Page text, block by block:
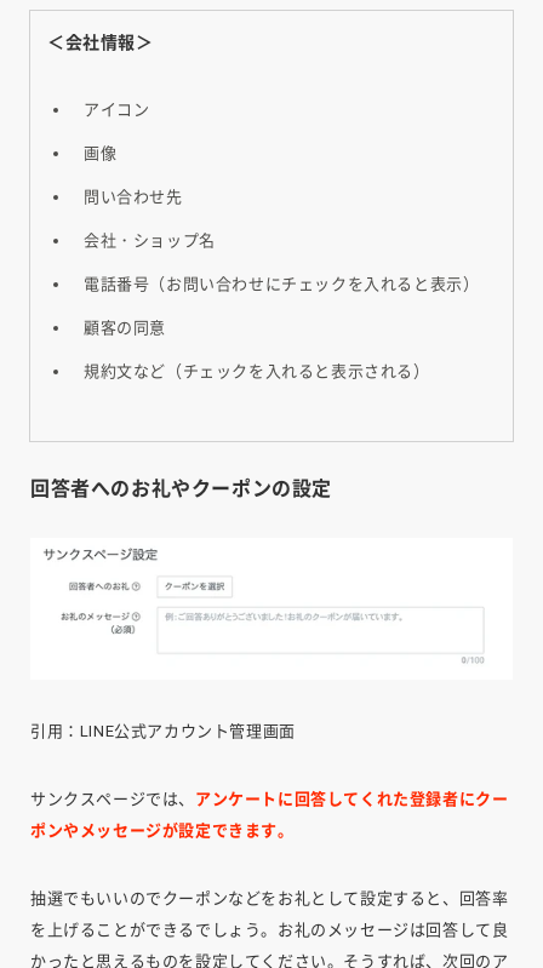
＜会社情報＞
アイコン
画像
問い合わせ先
会社・ショップ名
電話番号（お問い合わせにチェックを入れると表示）
顧客の同意
規約文など（チェックを入れると表示される）
回答者へのお礼やクーポンの設定
引用：LINE公式アカウント管理画面
サンクスページでは、 アンケートに回答してくれた登録者にクー
ポンやメッセージが設定できます。
抽選でもいいのでクーポンなどをお礼として設定すると、回答率
を上げることができるでしょう。お礼のメッセージは回答して良
かったと思えるものを設定してください。そうすれば、次回のア